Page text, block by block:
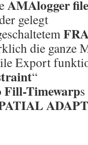
AMAlogger
gelegt
die ganze
Export
“
Timewarp